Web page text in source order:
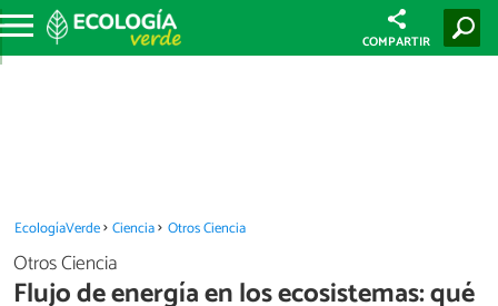
COMPARTIR
EcologíaVerde Ciencia Otros Ciencia
Otros Ciencia
Flujo de energía en los ecosistemas: qué